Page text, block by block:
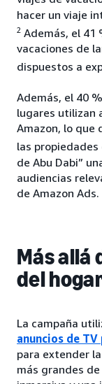
hacer un viaje
2 Además, el 41
vacaciones de
dispuestos a
Además, el 40
lugares utilizan
Amazon, lo que
las propiedades
de Abu Dabi”
audiencias
de Amazon Ads.
Más allá
del
La campaña
anuncios de
para extender
más grandes